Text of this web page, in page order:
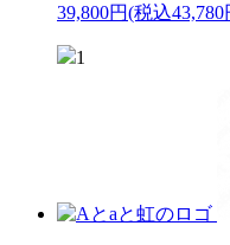
39,800円(税込43,780
1